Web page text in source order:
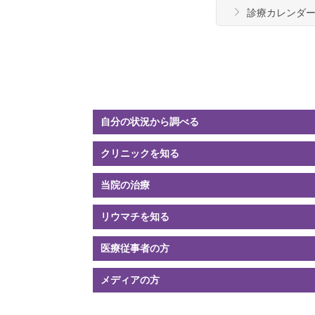
診療カレンダ
自分の状況から調べる
クリニックを知る
当院の治療
リウマチを知る
医療従事者の方
メディアの方